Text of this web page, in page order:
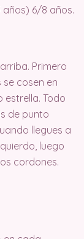
años) 6/8 años.
Primero
cosen en
estrella. Todo
de punto
llegues a
luego
cordones.